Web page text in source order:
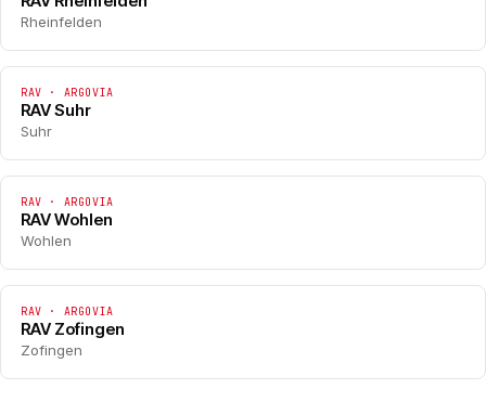
Rheinfelden
RAV · ARGOVIA
RAV Suhr
Suhr
RAV · ARGOVIA
RAV Wohlen
Wohlen
RAV · ARGOVIA
RAV Zofingen
Zofingen